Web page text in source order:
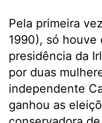
Pela primeira
1990), só houve
presidência da
por duas
independente
ganhou as